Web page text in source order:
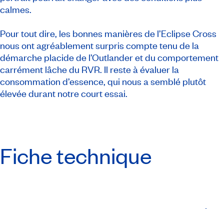
calmes.
Pour tout dire, les bonnes manières de l’Eclipse Cross
nous ont agréablement surpris compte tenu de la
démarche placide de l’Outlander et du comportement
carrément lâche du RVR. Il reste à évaluer la
consommation d’essence, qui nous a semblé plutôt
élevée durant notre court essai.
Fiche technique